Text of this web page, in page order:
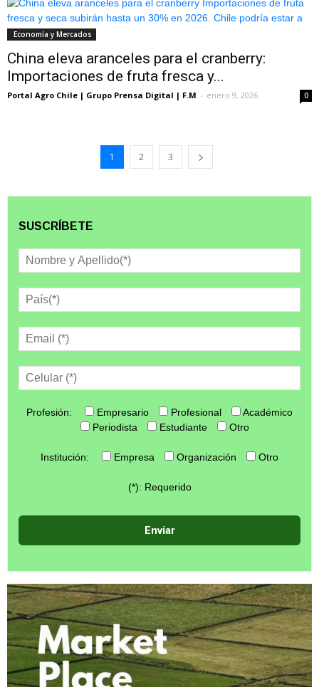
Economía y Mercados
China eleva aranceles para el cranberry:
Importaciones de fruta fresca y...
Portal Agro Chile | Grupo Prensa Digital | F.M - enero 9, 2026 0
1 2 3
SUSCRÍBETE
Profesión: Empresario Profesional
Académico
Periodista
Estudiante Otro
Institución: Empresa Organización Otro
(*): Requerido